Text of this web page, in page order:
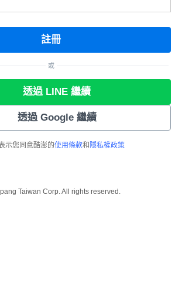
註冊
或
透過 LINE 繼續
透過 Google 繼續
示您同意酷澎的使用條款和 隱私權政策
Taiwan Corp. All rights reserved.